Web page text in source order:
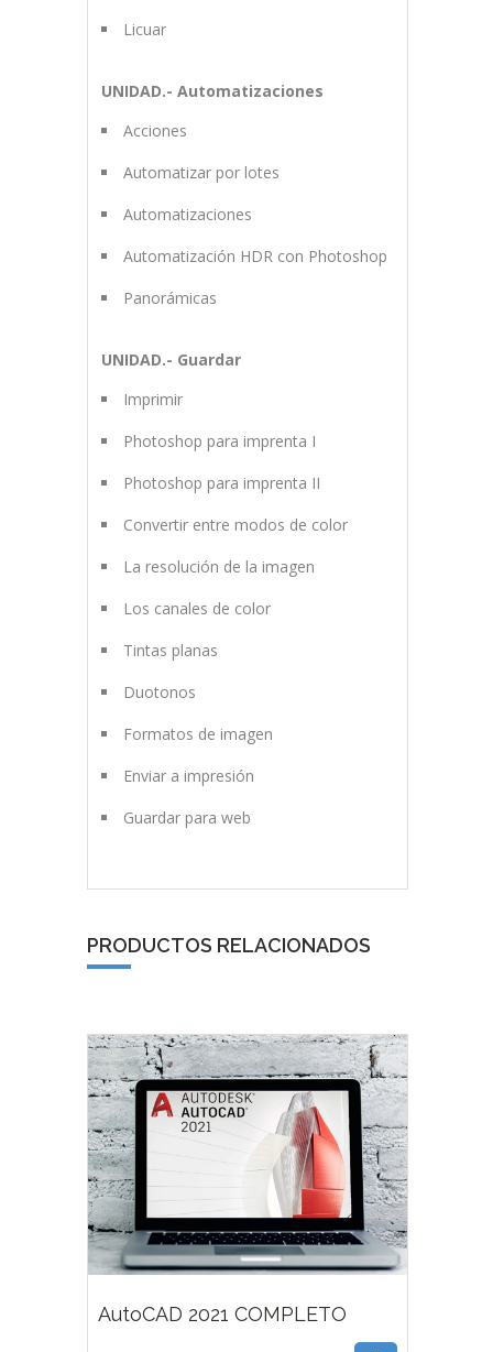
Licuar
UNIDAD.- Automatizaciones
Acciones
Automatizar por lotes
Automatizaciones
Automatización HDR con Photoshop
Panorámicas
UNIDAD.- Guardar
Imprimir
Photoshop para imprenta I
Photoshop para imprenta II
Convertir entre modos de color
La resolución de la imagen
Los canales de color
Tintas planas
Duotonos
Formatos de imagen
Enviar a impresión
Guardar para web
PRODUCTOS RELACIONADOS
AutoCAD 2021 COMPLETO
83,00€